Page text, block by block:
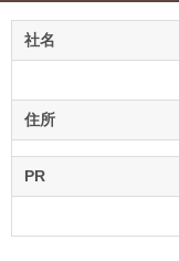
社名
住所
PR